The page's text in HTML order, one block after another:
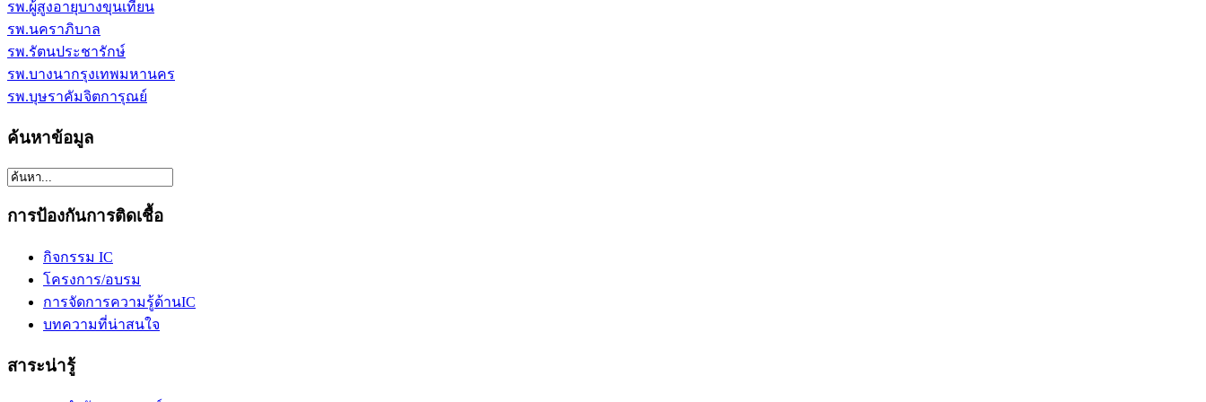
รพ.ผู้สูงอายุบางขุนเทียน
รพ.นคราภิบาล
รพ.รัตนประชารักษ์
รพ.บางนากรุงเทพมหานคร
รพ.บุษราคัมจิตการุณย์
ค้นหาข้อมูล
การป้องกันการติดเชื้อ
กิจกรรม IC
โครงการ/อบรม
การจัดการความรู้ด้านIC
บทความที่น่าสนใจ
สาระน่ารู้